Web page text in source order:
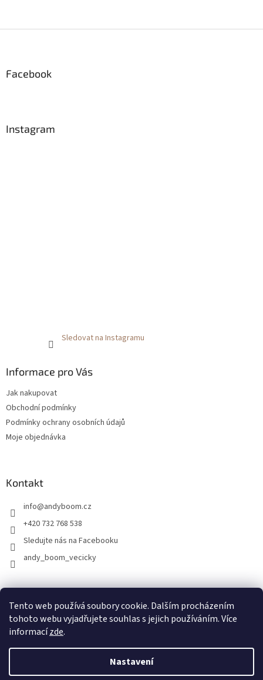
Tento web používá soubory cookie. Dalším procházením
tohoto webu vyjadřujete souhlas s jejich používáním. Více
informacízde.
Nastavení
Facebook
Instagram
Sledovat na Instagramu
Informace pro Vás
Jak nakupovat
Obchodní podmínky
Podmínky ochrany osobních údajů
Moje objednávka
Kontakt
info@andyboom.cz
+420 732 768 538
Sledujte nás na Facebooku
andy_boom_vecicky